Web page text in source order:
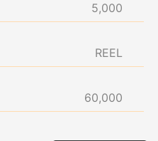
5,000
REEL
60,000